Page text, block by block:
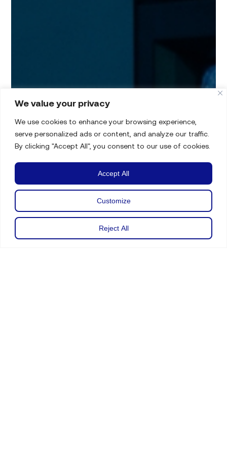
We value your privacy
We use cookies to enhance your browsing experience,
serve personalized ads or content, and analyze our traffic.
By clicking "Accept All", you consent to our use of cookies.
Customize
Reject All
Accept All